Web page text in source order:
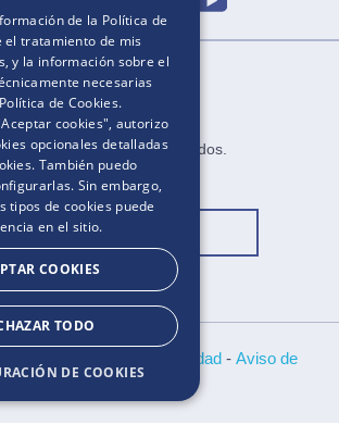
​Todos los derechos reservados​.​
Cambiar ubicación
Políticas de Privacidad- Aviso de
de la Política de
el tratamiento de mis
y la información sobre el
necesarias
Política de Cookies.
cookies", autorizo
opcionales detalladas
También puedo
Sin embargo,
tipos de cookies puede
en el sitio.
COOKIES
TODO
DE COOKIES